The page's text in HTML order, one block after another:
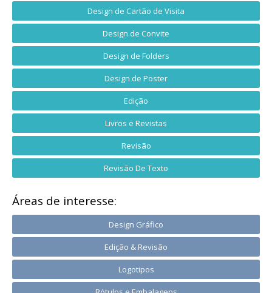
Design de Cartão de Visita
Design de Convite
Design de Folders
Design de Poster
Edição
Livros e Revistas
Revisão
Revisão De Texto
Áreas de interesse:
Design Gráfico
Edição & Revisão
Logotipos